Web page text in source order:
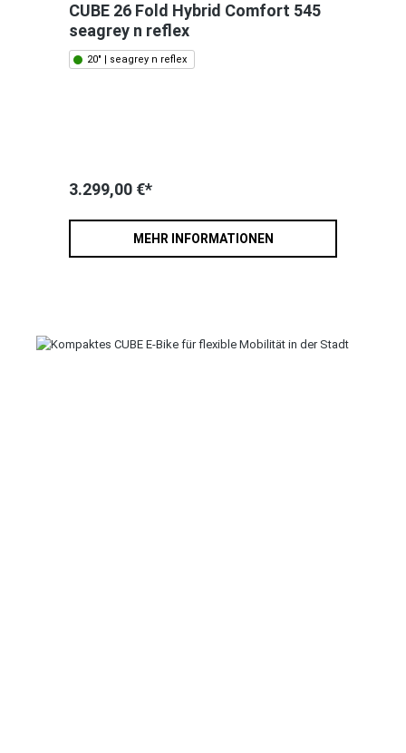
CUBE 26 Fold Hybrid Comfort 545
seagrey n reflex
20" | seagrey n reflex
3.299,00 €*
MEHR INFORMATIONEN